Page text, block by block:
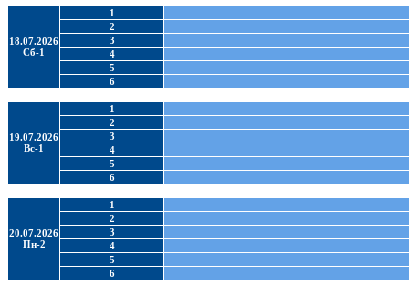
18.07.2026
Сб-1
1
2
3
4
5
6
19.07.2026
Вс-1
1
2
3
4
5
6
20.07.2026
Пн-2
1
2
3
4
5
6